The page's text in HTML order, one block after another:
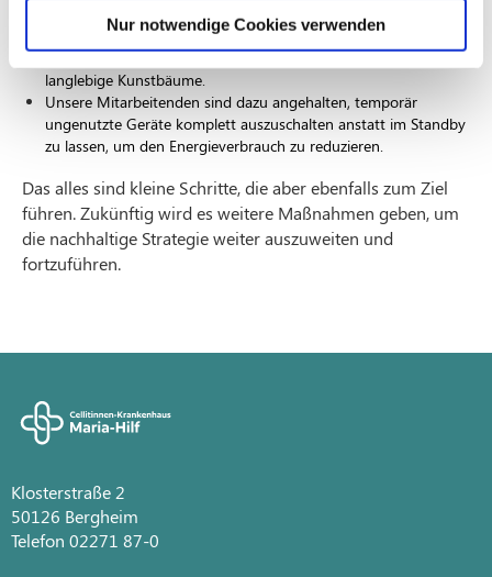
Nur notwendige Cookies verwenden
Desfluran und Isofluran, die aufgrund der oben genannten
Merkmale zu den klimaschädlicheren Anästhetika gehören.
An Weihnachten verzichten wir auf Naturtannen und nutzen
langlebige Kunstbäume.
Unsere Mitarbeitenden sind dazu angehalten, temporär
ungenutzte Geräte komplett auszuschalten anstatt im Standby
zu lassen, um den Energieverbrauch zu reduzieren.
Das alles sind kleine Schritte, die aber ebenfalls zum Ziel
führen. Zukünftig wird es weitere Maßnahmen geben, um
die nachhaltige Strategie weiter auszuweiten und
fortzuführen.
Klosterstraße 2
50126 Bergheim
Telefon 02271 87-0